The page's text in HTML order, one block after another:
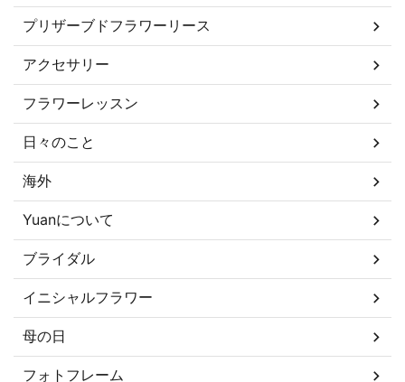
プリザーブドフラワーリース
アクセサリー
フラワーレッスン
日々のこと
海外
Yuanについて
ブライダル
イニシャルフラワー
母の日
フォトフレーム